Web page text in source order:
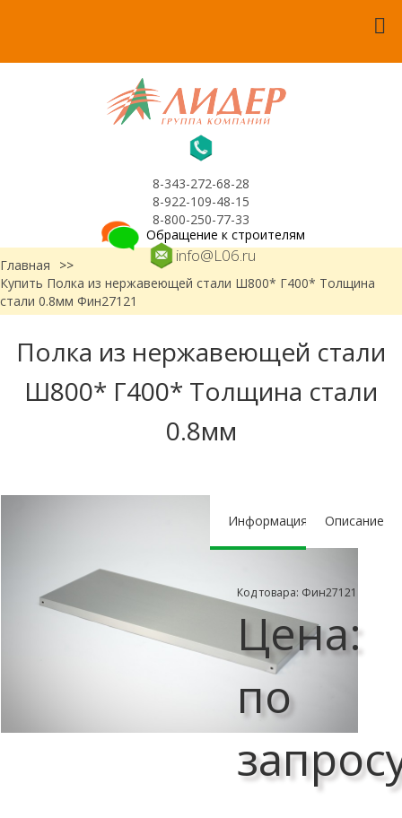
8-343-272-68-28
8-922-109-48-15
8-800-250-77-33
info@L06.ru
Обращение к строителям
Главная
>>
Купить Полка из нержавеющей стали Ш800* Г400* Толщина
стали 0.8мм Фин27121
Полка из нержавеющей стали
Ш800* Г400* Толщина стали
0.8мм
Информация Описание
Код товара: Фин27121
Цена:
по